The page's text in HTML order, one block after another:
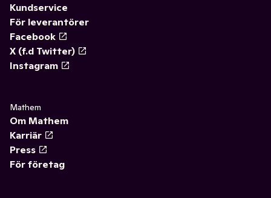
Kundservice
För leverantörer
Facebook
X (f.d Twitter)
Instagram
Mathem
Om Mathem
Karriär
Press
För företag